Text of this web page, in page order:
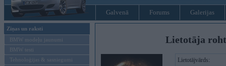
Galvenā Forums Galerijas
Ziņas un raksti
BMW modeļu jaunumi
BMW testi
Tehnoloģijas & sasniegumi
Lietotāja
Lietotājvārds: